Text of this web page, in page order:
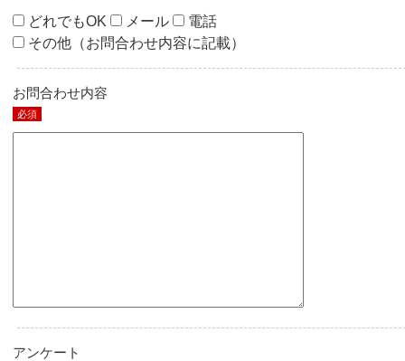
どれでもOK
メール
電話
その他（お問合わせ内容に記載）
お問合わせ内容
必須
アンケート